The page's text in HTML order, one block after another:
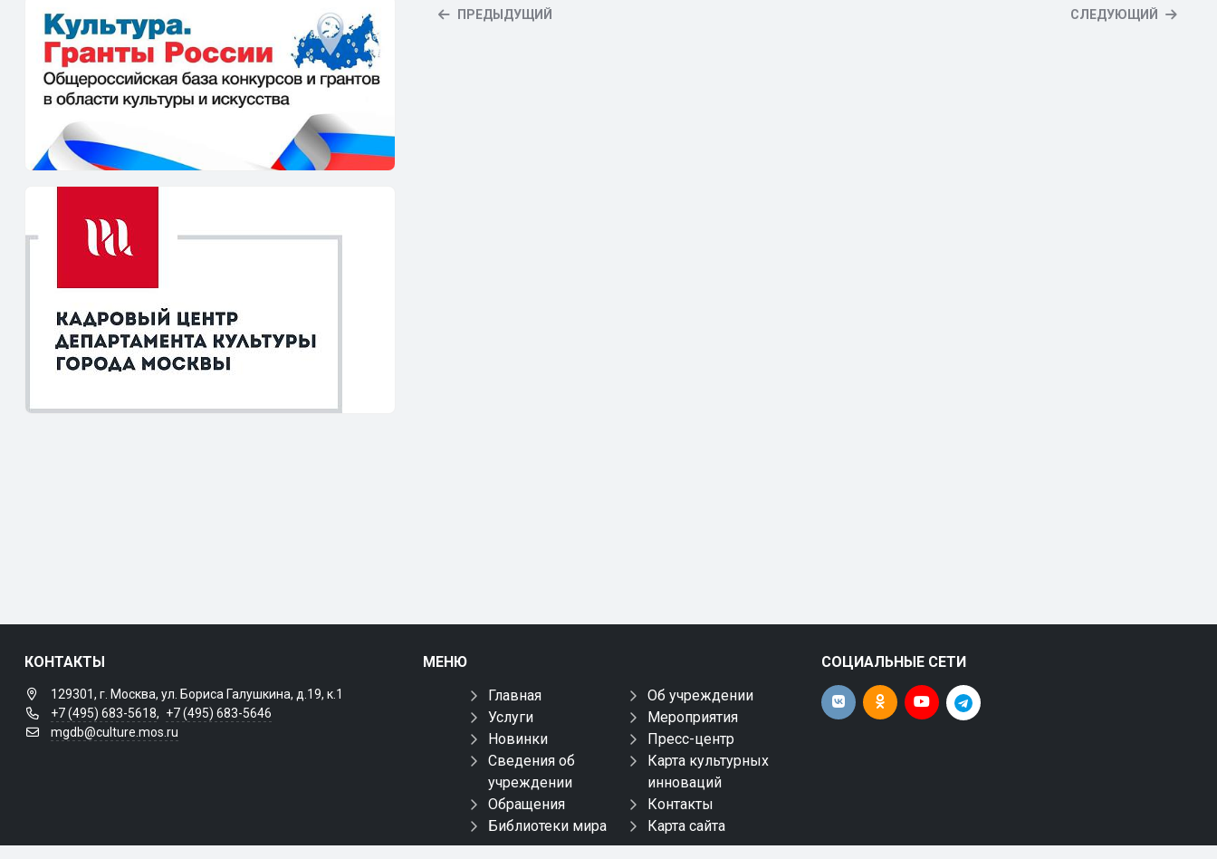
ПРЕДЫДУЩИЙ СЛЕДУЮЩИЙ
КОНТАКТЫ
129301, г. Москва, ул. Бориса Галушкина, д.19, к.1
+7 (495) 683-5618, +7 (495) 683-5646
mgdb@culture.mos.ru
МЕНЮ
Главная
Об учреждении
Услуги
Мероприятия
Новинки
Пресс-центр
Сведения об
учреждении
Карта культурных
инноваций
Обращения
Контакты
Библиотеки мира
Карта сайта
СОЦИАЛЬНЫЕ СЕТИ